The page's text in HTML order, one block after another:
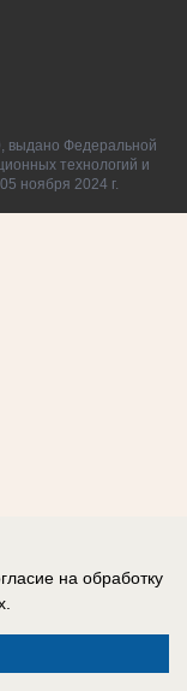
выдано Федеральной
технологий и
ноября 2024 г.
на обработку